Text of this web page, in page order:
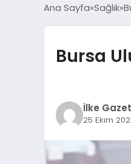
Ana Sayfa Sağlık
Bursa
İlke
25 Ekim